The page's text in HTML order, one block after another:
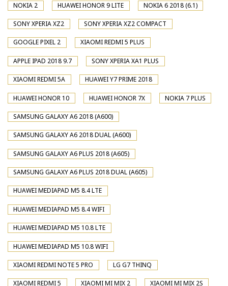
NOKIA 2 HUAWEI HONOR 9 LITE NOKIA 6 2018 (6.1)
SONY XPERIA XZ2 SONY XPERIA XZ2 COMPACT
GOOGLE PIXEL 2 XIAOMI REDMI 5 PLUS
APPLE IPAD 2018 9.7 SONY XPERIA XA1 PLUS
XIAOMI REDMI 5A HUAWEI Y7 PRIME 2018
HUAWEI HONOR 10 HUAWEI HONOR 7X NOKIA 7 PLUS
SAMSUNG GALAXY A6 2018 (A600)
SAMSUNG GALAXY A6 2018 DUAL (A600)
SAMSUNG GALAXY A6 PLUS 2018 (A605)
SAMSUNG GALAXY A6 PLUS 2018 DUAL (A605)
HUAWEI MEDIAPAD M5 8.4 LTE
HUAWEI MEDIAPAD M5 8.4 WIFI
HUAWEI MEDIAPAD M5 10.8 LTE
HUAWEI MEDIAPAD M5 10.8 WIFI
XIAOMI REDMI NOTE 5 PRO LG G7 THINQ
XIAOMI REDMI 5 XIAOMI MI MIX 2 XIAOMI MI MIX 2S